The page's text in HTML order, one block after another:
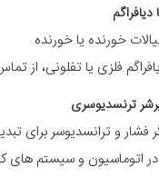
خورنده یا خورنده
فلزی یا تفلونی،
فشار و ترانسدیوسر برای
در اتوماسیون و سیستم های